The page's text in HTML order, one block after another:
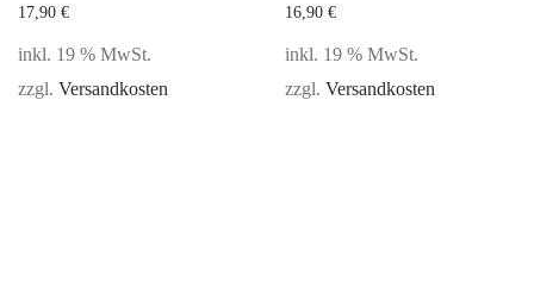
17,90 €
inkl. 19 % MwSt.
zzgl. Versandkosten
16,90 €
inkl. 19 % MwSt.
zzgl. Versandkosten